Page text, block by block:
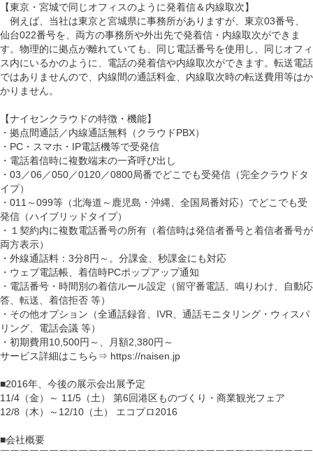
【東京・宮城で同じオフィスのように発着信＆内線取次】
例えば、当社は東京と宮城県に事務所がありますが、東京03番号、
仙台022番号を、両方の事務所や外出先で発着信・内線取次ができま
す。物理的に拠点が離れていても、同じ電話番号を使用し、同じオフィ
ス内にいるかのように、電話の発着信や内線取次ができます。転送電話
ではありませんので、内線間の通話料金、内線取次時の転送費用等はか
かりません。
【ナイセンクラウドの特徴・機能】
・拠点間通話／内線通話無料（クラウドPBX）
・PC・スマホ・IP電話機等で受発信
・電話着信時に複数端末の一斉呼び出し
・03／06／050／0120／0800局番でどこでも受発信（完全クラウドタ
イプ）
・011～099等（北海道～鹿児島・沖縄、全国局番対応）でどこでも受
発信（ハイブリッドタイプ）
・１契約内に複数電話番号の所有（着信時は発信者番号と着信者番号が
両方表示）
・外線通話料：3分8円～。分課金、秒課金にも対応
・ウェブ電話帳、着信時PCポップアップ通知
・電話番号・時間別の着信ルール設定（留守番電話、鳴りわけ、自動応
答、転送、着信拒否 等）
・その他オプション（全通話録音、IVR、通話モニタリング・ウィスパ
リング、電話会議 等）
・初期費用10,500円～、月額2,380円～
サービス詳細はこちら⇒ https://naisen.jp
■2016年、今後の展示会出展予定
11/4（金）～ 11/5（土） 第6回港区ものづくり・商業観光フェア
12/8（木）～12/10（土） エコプロ2016
■会社概要
￣￣￣￣￣￣￣￣￣￣￣￣￣￣￣￣￣￣￣￣￣￣￣￣￣￣￣￣￣￣￣￣